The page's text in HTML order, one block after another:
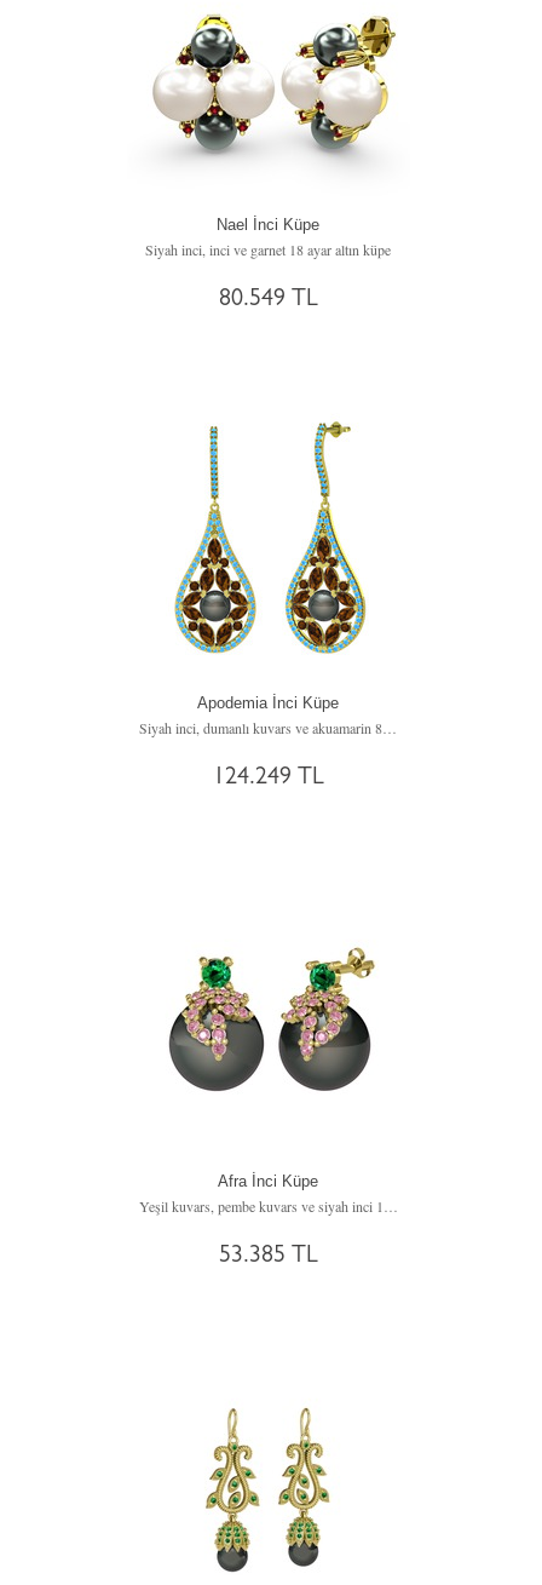
Nael İnci Küpe
Siyah inci, inci ve garnet 18 ayar altın küpe
80.549 TL
Apodemia İnci Küpe
Siyah inci, dumanlı kuvars ve akuamarin 8 ayar altın küpe
124.249 TL
Afra İnci Küpe
53.385 TL